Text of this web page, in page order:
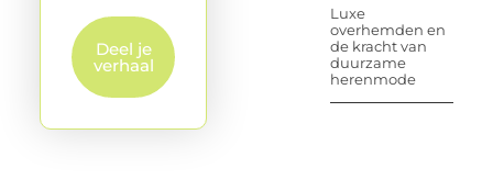
Luxe
overhemden en
de kracht van
duurzame
herenmode
Deel je
verhaal